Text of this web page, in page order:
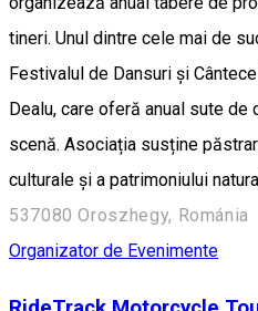
tineri. Unul dintre cele mai de
Festivalul de Dansuri și
Dealu, care oferă anual sute de
scenă. Asociația susține
culturale și a patrimoniului
537080 Oroszhegy, Románia
Organizator de Evenimente